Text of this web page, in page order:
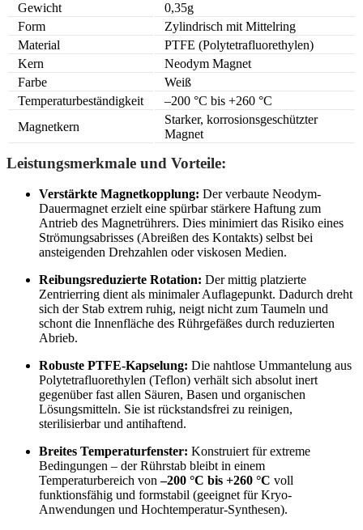
Gewicht
0,35g
Form
Zylindrisch mit Mittelring
Material
PTFE (Polytetrafluorethylen)
Kern
Neodym Magnet
Farbe
Weiß
Temperaturbeständigkeit
–200 °C bis +260 °C
Magnetkern
Starker, korrosionsgeschützter
Magnet
Leistungsmerkmale und Vorteile:
Verstärkte Magnetkopplung: Der verbaute Neodym-
Dauermagnet erzielt eine spürbar stärkere Haftung zum
Antrieb des Magnetrührers. Dies minimiert das Risiko eines
Strömungsabrisses (Abreißen des Kontakts) selbst bei
ansteigenden Drehzahlen oder viskosen Medien.
Reibungsreduzierte Rotation: Der mittig platzierte
Zentrierring dient als minimaler Auflagepunkt. Dadurch dreht
sich der Stab extrem ruhig, neigt nicht zum Taumeln und
schont die Innenfläche des Rührgefäßes durch reduzierten
Abrieb.
Robuste PTFE-Kapselung: Die nahtlose Ummantelung aus
Polytetrafluorethylen (Teflon) verhält sich absolut inert
gegenüber fast allen Säuren, Basen und organischen
Lösungsmitteln. Sie ist rückstandsfrei zu reinigen,
sterilisierbar und antihaftend.
Breites Temperaturfenster: Konstruiert für extreme
Bedingungen – der Rührstab bleibt in einem
Temperaturbereich von–200 °C bis +260 °C voll
funktionsfähig und formstabil (geeignet für Kryo-
Anwendungen und Hochtemperatur-Synthesen).